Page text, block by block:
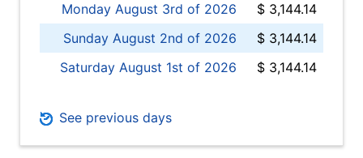
Monday August 3rd of 2026
$ 3,144.14
Sunday August 2nd of 2026
$ 3,144.14
Saturday August 1st of 2026
$ 3,144.14
See previous days